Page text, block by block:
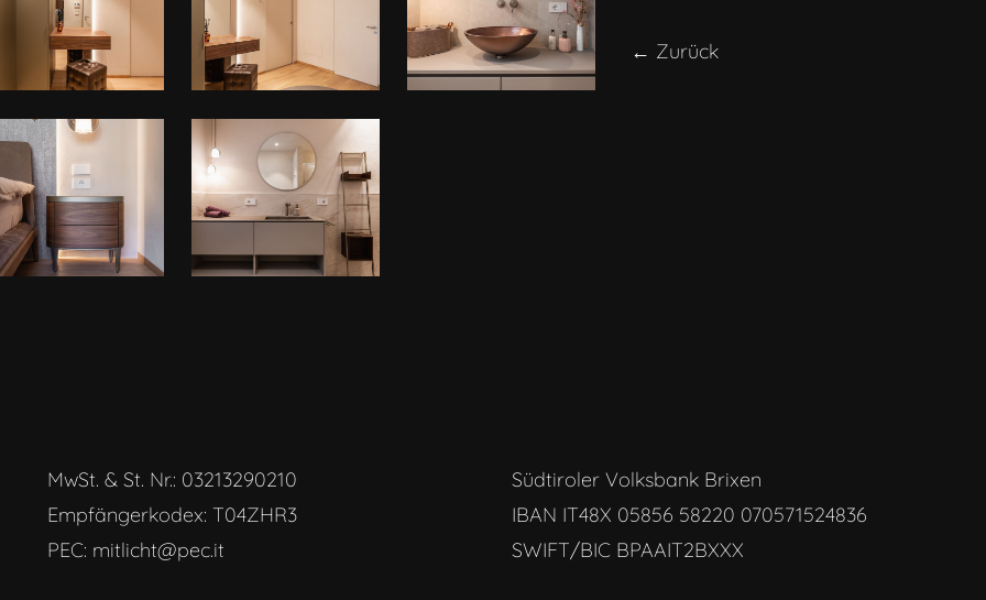
← Zurück
MwSt. & St. Nr.: 03213290210
Empfängerkodex: T04ZHR3
PEC: mitlicht@pec.it
Südtiroler Volksbank Brixen
IBAN IT48X 05856 58220 070571524836
SWIFT/BIC BPAAIT2BXXX